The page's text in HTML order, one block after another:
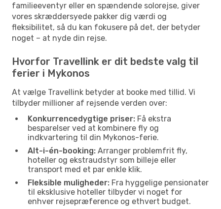
familieeventyr eller en spændende solorejse, giver
vores skræddersyede pakker dig værdi og
fleksibilitet, så du kan fokusere på det, der betyder
noget – at nyde din rejse.
Hvorfor Travellink er dit bedste valg til
ferier i Mykonos
At vælge Travellink betyder at booke med tillid. Vi
tilbyder millioner af rejsende verden over:
Konkurrencedygtige priser: Få ekstra
besparelser ved at kombinere fly og
indkvartering til din Mykonos-ferie.
Alt-i-én-booking: Arranger problemfrit fly,
hoteller og ekstraudstyr som billeje eller
transport med et par enkle klik.
Fleksible muligheder: Fra hyggelige pensionater
til eksklusive hoteller tilbyder vi noget for
enhver rejsepræference og ethvert budget.